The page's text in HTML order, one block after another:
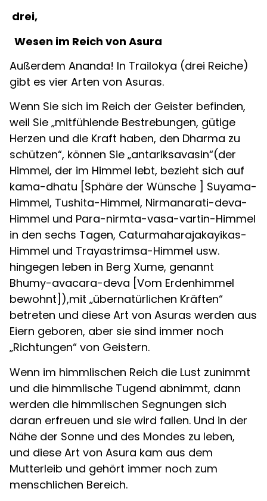
drei,
Wesen im Reich von Asura
Außerdem Ananda! In Trailokya (drei Reiche)
gibt es vier Arten von Asuras.
Wenn Sie sich im Reich der Geister befinden,
weil Sie „mitfühlende Bestrebungen, gütige
Herzen und die Kraft haben, den Dharma zu
schützen“, können Sie „antariksavasin“(der
Himmel, der im Himmel lebt, bezieht sich auf
kama-dhatu [Sphäre der Wünsche ] Suyama-
Himmel, Tushita-Himmel, Nirmanarati-deva-
Himmel und Para-nirmta-vasa-vartin-Himmel
in den sechs Tagen, Caturmaharajakayikas-
Himmel und Trayastrimsa-Himmel usw.
hingegen leben in Berg Xume, genannt
Bhumy-avacara-deva [Vom Erdenhimmel
bewohnt]),mit „übernatürlichen Kräften“
betreten und diese Art von Asuras werden aus
Eiern geboren, aber sie sind immer noch
„Richtungen“ von Geistern.
Wenn im himmlischen Reich die Lust zunimmt
und die himmlische Tugend abnimmt, dann
werden die himmlischen Segnungen sich
daran erfreuen und sie wird fallen. Und in der
Nähe der Sonne und des Mondes zu leben,
und diese Art von Asura kam aus dem
Mutterleib und gehört immer noch zum
menschlichen Bereich.